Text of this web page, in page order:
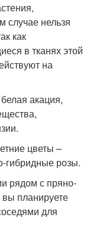
случае нельзя
как
в тканях этой
на
акация,
цветы –
гибридные розы.
рядом с пряно-
планируете
для